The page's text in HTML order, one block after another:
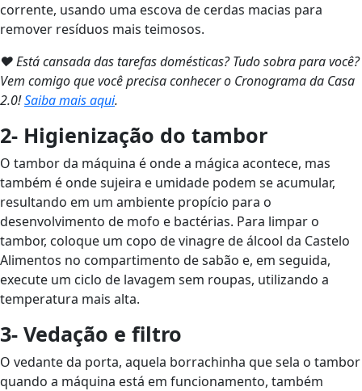
corrente, usando uma escova de cerdas macias para
remover resíduos mais teimosos.
❤ Está cansada das tarefas domésticas? Tudo sobra para você?
Vem comigo que você precisa conhecer o Cronograma da Casa
2.0!Saiba mais aqui.
2- Higienização do tambor
O tambor da máquina é onde a mágica acontece, mas
também é onde sujeira e umidade podem se acumular,
resultando em um ambiente propício para o
desenvolvimento de mofo e bactérias. Para limpar o
tambor, coloque um copo de vinagre de álcool da Castelo
Alimentos no compartimento de sabão e, em seguida,
execute um ciclo de lavagem sem roupas, utilizando a
temperatura mais alta.
3- Vedação e filtro
O vedante da porta, aquela borrachinha que sela o tambor
quando a máquina está em funcionamento, também